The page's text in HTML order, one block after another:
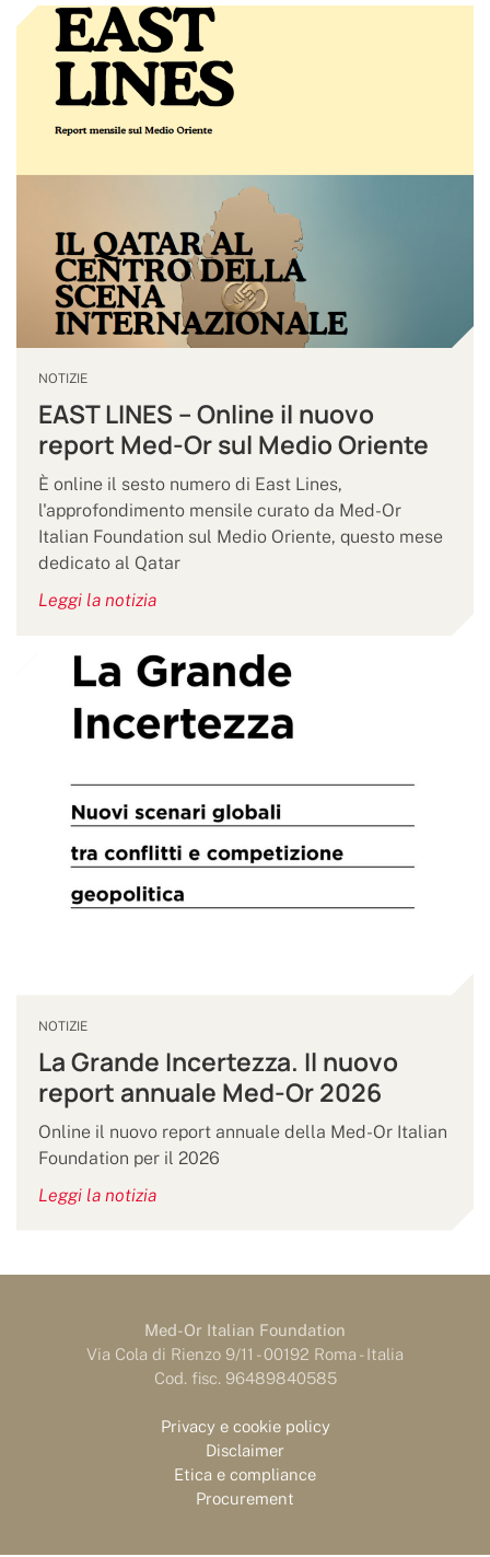
NOTIZIE
EAST LINES – Online il nuovo
report Med-Or sul Medio Oriente
È online il sesto numero di East Lines,
l'approfondimento mensile curato da Med-Or
Italian Foundation sul Medio Oriente, questo mese
dedicato al Qatar
Leggi la notizia
NOTIZIE
La Grande Incertezza. Il nuovo
report annuale Med-Or 2026
Online il nuovo report annuale della Med-Or Italian
Foundation per il 2026
Leggi la notizia
Med-Or Italian Foundation
Via Cola di Rienzo 9/11 - 00192 Roma - Italia
Cod. fisc. 96489840585
Privacy e cookie policy
Disclaimer
Etica e compliance
Procurement